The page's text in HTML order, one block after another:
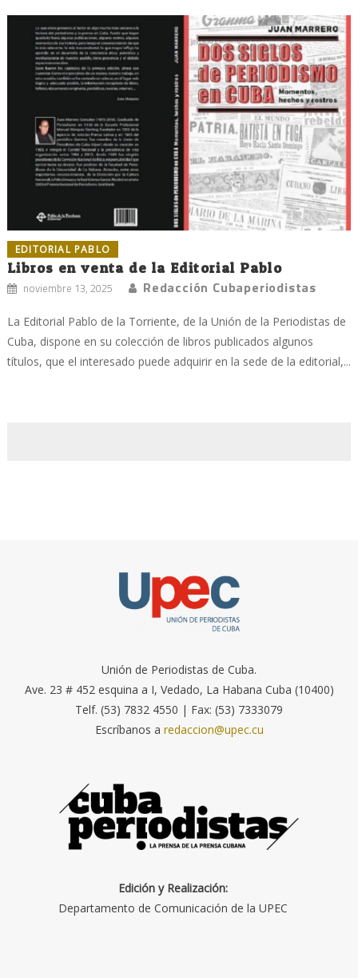
EDITORIAL PABLO
Libros en venta de la Editorial Pablo
noviembre 13, 2025 Redacción Cubaperiodistas
La Editorial Pablo de la Torriente, de la Unión de la Periodistas de
Cuba, dispone en su colección de libros publicados algunos
títulos, que el interesado puede adquirir en la sede de la editorial,...
Unión de Periodistas de Cuba.
Ave. 23 # 452 esquina a I, Vedado, La Habana Cuba (10400)
Telf. (53) 7832 4550 | Fax: (53) 7333079
Escríbanos a redaccion@upec.cu
Edición y Realización:
Departamento de Comunicación de la UPEC